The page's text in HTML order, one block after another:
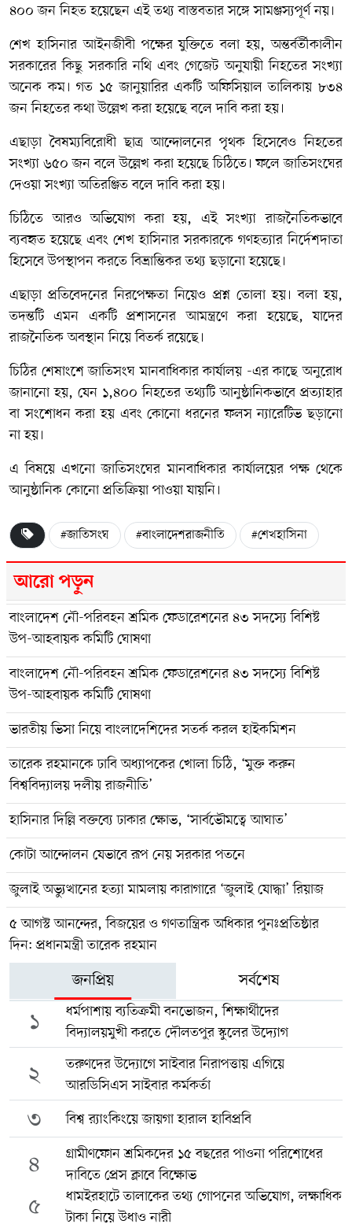
৪০০ জন নিহত হয়েছেন এই তথ্য বাস্তবতার সঙ্গে সামঞ্জস্যপূর্ণ নয়।
শেখ হাসিনার আইনজীবী পক্ষের যুক্তিতে বলা হয়, অন্তর্বর্তীকালীন
সরকারের কিছু সরকারি নথি এবং গেজেট অনুযায়ী নিহতের সংখ্যা
অনেক কম। গত ১৫ জানুয়ারির একটি অফিসিয়াল তালিকায় ৮৩৪
জন নিহতের কথা উল্লেখ করা হয়েছে বলে দাবি করা হয়।
এছাড়া বৈষম্যবিরোধী ছাত্র আন্দোলনের পৃথক হিসেবেও নিহতের
সংখ্যা ৬৫০ জন বলে উল্লেখ করা হয়েছে চিঠিতে। ফলে জাতিসংঘের
দেওয়া সংখ্যা অতিরঞ্জিত বলে দাবি করা হয়।
চিঠিতে আরও অভিযোগ করা হয়, এই সংখ্যা রাজনৈতিকভাবে
ব্যবহৃত হয়েছে এবং শেখ হাসিনার সরকারকে গণহত্যার নির্দেশদাতা
হিসেবে উপস্থাপন করতে বিভ্রান্তিকর তথ্য ছড়ানো হয়েছে।
এছাড়া প্রতিবেদনের নিরপেক্ষতা নিয়েও প্রশ্ন তোলা হয়। বলা হয়,
তদন্তটি এমন একটি প্রশাসনের আমন্ত্রণে করা হয়েছে, যাদের
রাজনৈতিক অবস্থান নিয়ে বিতর্ক রয়েছে।
চিঠির শেষাংশে জাতিসংঘ মানবাধিকার কার্যালয় -এর কাছে অনুরোধ
জানানো হয়, যেন ১,৪০০ নিহতের তথ্যটি আনুষ্ঠানিকভাবে প্রত্যাহার
বা সংশোধন করা হয় এবং কোনো ধরনের ফলস ন্যারেটিভ ছড়ানো
না হয়।
এ বিষয়ে এখনো জাতিসংঘের মানবাধিকার কার্যালয়ের পক্ষ থেকে
আনুষ্ঠানিক কোনো প্রতিক্রিয়া পাওয়া যায়নি।
#জাতিসংঘ #বাংলাদেশরাজনীতি #শেখহাসিনা
আরো পড়ুন
বাংলাদেশ নৌ-পরিবহন শ্রমিক ফেডারেশনের ৪৩ সদস্যে বিশিষ্ট
উপ-আহবায়ক কমিটি ঘোষণা
বাংলাদেশ নৌ-পরিবহন শ্রমিক ফেডারেশনের ৪৩ সদস্যে বিশিষ্ট
উপ-আহবায়ক কমিটি ঘোষণা
ভারতীয় ভিসা নিয়ে বাংলাদেশিদের সতর্ক করল হাইকমিশন
তারেক রহমানকে ঢাবি অধ্যাপকের খোলা চিঠি, ‘মুক্ত করুন
বিশ্ববিদ্যালয় দলীয় রাজনীতি’
হাসিনার দিল্লি বক্তব্যে ঢাকার ক্ষোভ, ‘সার্বভৌমত্বে আঘাত’
কোটা আন্দোলন যেভাবে রূপ নেয় সরকার পতনে
জুলাই অভ্যুত্থানের হত্যা মামলায় কারাগারে ‘জুলাই যোদ্ধা’ রিয়াজ
৫ আগস্ট আনন্দের, বিজয়ের ও গণতান্ত্রিক অধিকার পুনঃপ্রতিষ্ঠার
দিন: প্রধানমন্ত্রী তারেক রহমান
জনপ্রিয় সর্বশেষ
১
ধর্মপাশায় ব্যতিক্রমী বনভোজন, শিক্ষার্থীদের
বিদ্যালয়মুখী করতে দৌলতপুর স্কুলের উদ্যোগ
২
তরুণদের উদ্যোগে সাইবার নিরাপত্তায় এগিয়ে
আরডিসিএস সাইবার কর্মকর্তা
৩ বিশ্ব র‍্যাংকিংয়ে জায়গা হারাল হাবিপ্রবি
৪
গ্রামীণফোন শ্রমিকদের ১৫ বছরের পাওনা পরিশোধের
দাবিতে প্রেস ক্লাবে বিক্ষোভ
৫
ধামইরহাটে তালাকের তথ্য গোপনের অভিযোগ, লক্ষাধিক
টাকা নিয়ে উধাও নারী